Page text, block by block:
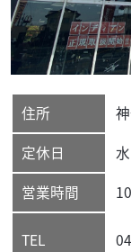
住所
定休日
営業時間
TEL